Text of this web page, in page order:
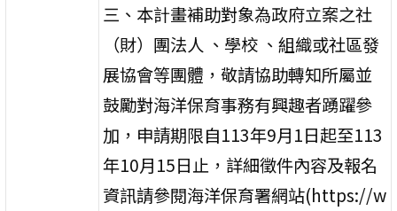
三、本計畫補助對象為政府立案之社
（財）團法人 、學校 、組織或社區發
展協會等團體，敬請協助轉知所屬並
鼓勵對海洋保育事務有興趣者踴躍參
加，申請期限自113年9月1日起至113
年10月15日止，詳細徵件內容及報名
資訊請參閱海洋保育署網站(https://w